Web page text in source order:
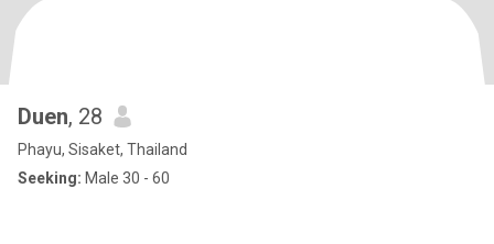
Duen, 28
Phayu, Sisaket, Thailand
Seeking: Male 30 - 60